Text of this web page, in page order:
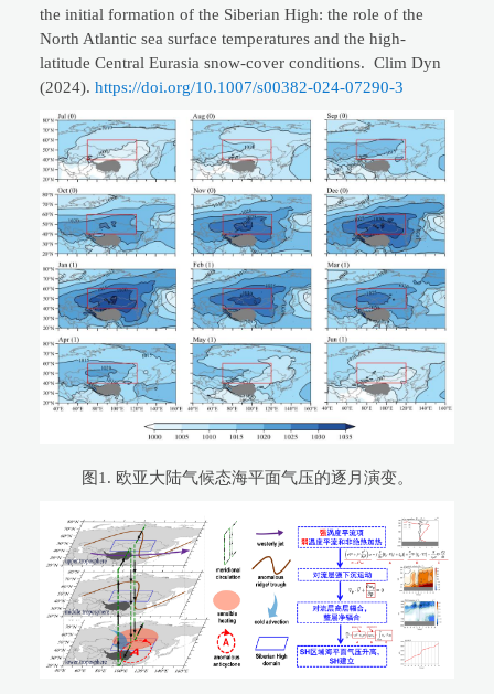
the initial formation of the Siberian High: the role of the
North Atlantic sea surface temperatures and the high-
latitude Central Eurasia snow-cover conditions. Clim Dyn
(2024). https://doi.org/10.1007/s00382-024-07290-3
图1. 欧亚大陆气候态海平面气压的逐月演变。